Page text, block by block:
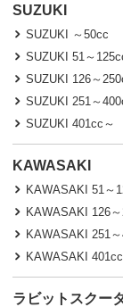
SUZUKI
SUZUKI ～50cc
SUZUKI 51～
SUZUKI 126～
SUZUKI 251～
SUZUKI 401cc～
KAWASAKI
KAWASAKI 51～
KAWASAKI 126
KAWASAKI 251
KAWASAKI 401cc
ラビットスクー